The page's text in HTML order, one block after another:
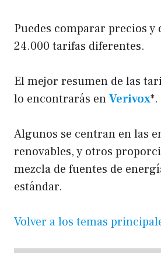
Puedes comparar precios
24.000 tarifas diferentes.
El mejor resumen de las
lo encontrarás enVerivox*.
Algunos se centran en las
renovables, y otros
mezcla de fuentes de
estándar.
Volver a los temas